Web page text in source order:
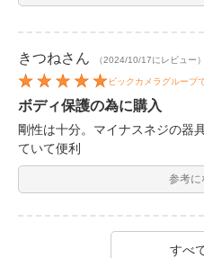
きつねさん （2024/10/17にレビュー）
ビックカメラグループ
ボディ保護の為に購入
剛性は十分。マイナスネジの器
ていて便利
参考に
すべ